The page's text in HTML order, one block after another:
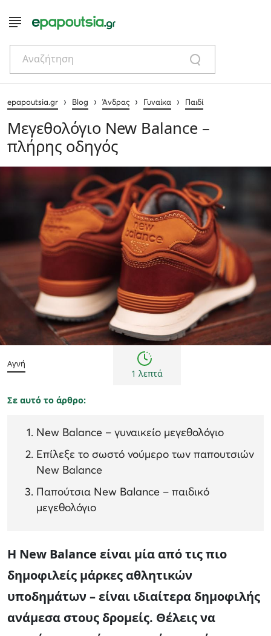
Αναζήτηση
epapoutsia.gr › Blog › Άνδρας › Γυναίκα › Παιδί
Μεγεθολόγιο New Balance –
πλήρης οδηγός
Άνδρας Γυναίκα
Αγνή
1 λεπτά
Σε αυτό το άρθρο:
New Balance – γυναικείο μεγεθολόγιο
Επίλεξε το σωστό νούμερο των παπουτσιών
New Balance
Παπούτσια New Balance – παιδικό
μεγεθολόγιο
Η New Balance είναι μία από τις πιο
δημοφιλείς μάρκες αθλητικών
υποδημάτων – είναι ιδιαίτερα δημοφιλής
ανάμεσα στους δρομείς. Θέλεις να